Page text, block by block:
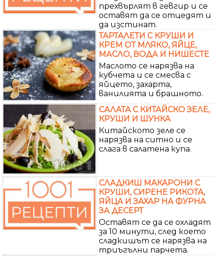
прехвърлят в гевгир и се
оставят да се отцедят и
да изстинат.
ТАРТАЛЕТИ С КРУШИ И
КРЕМ ОТ МЛЯКО, ЯЙЦЕ,
МАСЛО, ВОДА И НИШЕСТЕ
Маслото се нарязва на
кубчета и се смесва с
яйцето, захарта,
ванилията и брашното.
САЛАТА С КИТАЙСКО ЗЕЛЕ,
КРУШИ И ШУНКА
Китайското зеле се
нарязва на ситно и се
слага в салатена купа.
СЛАДКИШ МАКАРОНИ С
КРУШИ, СИРЕНЕ РИКОТА,
ЯЙЦА И ЗАХАР НА ФУРНА
ЗА ДЕСЕРТ
Оставят се да се охладят
за 10 минути, след което
сладкишът се нарязва на
триъгълни парчета.